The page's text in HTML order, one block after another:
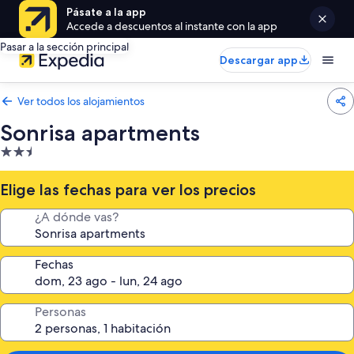
Pásate a la app
Accede a descuentos al instante con la app
Pasar a la sección principal
Descargar app
Ver todos los alojamientos
Sonrisa apartments
Alojamiento
de
2.5 estrellas
Elige las fechas para ver los precios
¿A dónde vas?
Fechas
Personas